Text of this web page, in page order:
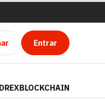
Entrar
DREXBLOCKCHAIN